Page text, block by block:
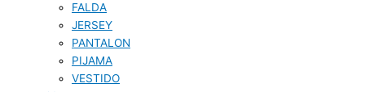
FALDA
JERSEY
PANTALON
PIJAMA
VESTIDO